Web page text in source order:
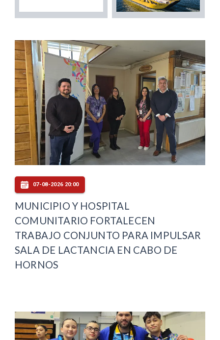
07-08-2026 20:00
MUNICIPIO Y HOSPITAL
COMUNITARIO FORTALECEN
TRABAJO CONJUNTO PARA IMPULSAR
SALA DE LACTANCIA EN CABO DE
HORNOS